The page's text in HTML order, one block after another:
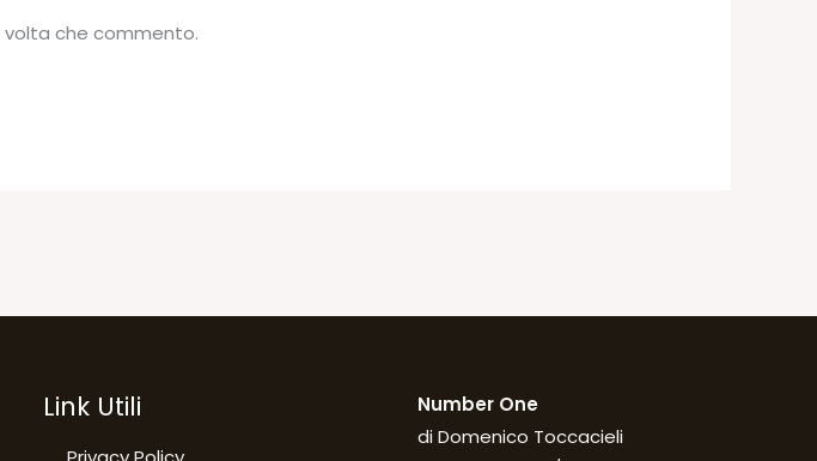
volta che commento.
Link Utili
Number One
di Domenico Toccacieli